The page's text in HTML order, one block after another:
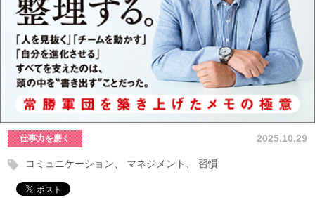
2025.10.29
仕事力を磨く
コミュニケーション マネジメント 習慣